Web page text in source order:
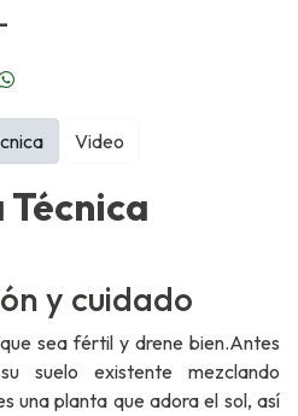
Técnica
y cuidado
sea fértil y drene bien.Antes
suelo existente mezclando
una planta que adora el sol, así
Video